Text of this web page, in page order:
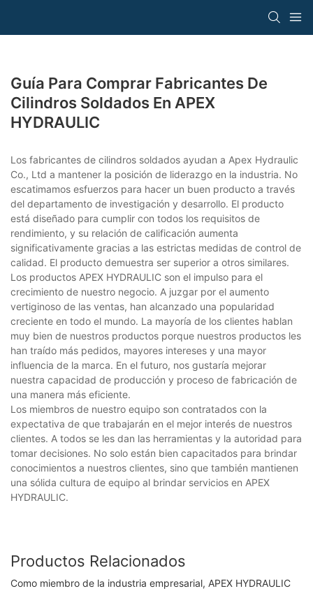
Guía Para Comprar Fabricantes De
Cilindros Soldados En APEX
HYDRAULIC
Los fabricantes de cilindros soldados ayudan a Apex Hydraulic
Co., Ltd a mantener la posición de liderazgo en la industria. No
escatimamos esfuerzos para hacer un buen producto a través
del departamento de investigación y desarrollo. El producto
está diseñado para cumplir con todos los requisitos de
rendimiento, y su relación de calificación aumenta
significativamente gracias a las estrictas medidas de control de
calidad. El producto demuestra ser superior a otros similares.
Los productos APEX HYDRAULIC son el impulso para el
crecimiento de nuestro negocio. A juzgar por el aumento
vertiginoso de las ventas, han alcanzado una popularidad
creciente en todo el mundo. La mayoría de los clientes hablan
muy bien de nuestros productos porque nuestros productos les
han traído más pedidos, mayores intereses y una mayor
influencia de la marca. En el futuro, nos gustaría mejorar
nuestra capacidad de producción y proceso de fabricación de
una manera más eficiente.
Los miembros de nuestro equipo son contratados con la
expectativa de que trabajarán en el mejor interés de nuestros
clientes. A todos se les dan las herramientas y la autoridad para
tomar decisiones. No solo están bien capacitados para brindar
conocimientos a nuestros clientes, sino que también mantienen
una sólida cultura de equipo al brindar servicios en APEX
HYDRAULIC.
Productos Relacionados
Como miembro de la industria empresarial, APEX HYDRAULIC